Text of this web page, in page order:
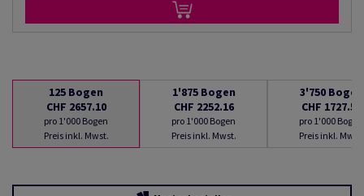
125 Bogen
CHF 2657.10
pro 1'000 Bogen
Preis inkl. Mwst.
1'875 Bogen
CHF 2252.16
pro 1'000 Bogen
Preis inkl. Mwst.
3'750 Bogen
CHF 1727.55
pro 1'000 Bogen
Preis inkl. Mwst.